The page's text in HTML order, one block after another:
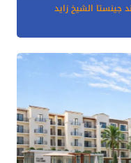
جينستا الشيخ زايد